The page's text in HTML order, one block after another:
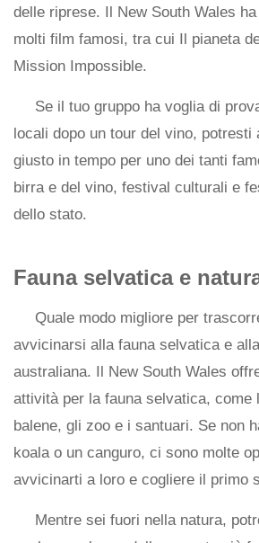
delle riprese. Il New South Wales
molti film famosi, tra cui Il pianeta
Mission Impossible.
Se il tuo gruppo ha voglia di
locali dopo un tour del vino, potresti
giusto in tempo per uno dei tanti
birra e del vino, festival culturali e
dello stato.
Fauna selvatica e
Quale modo migliore per
avvicinarsi alla fauna selvatica e
australiana. Il New South Wales
attività per la fauna selvatica, come
balene, gli zoo e i santuari. Se non
koala o un canguro, ci sono molte
avvicinarti a loro e cogliere il primo
Mentre sei fuori nella natura,